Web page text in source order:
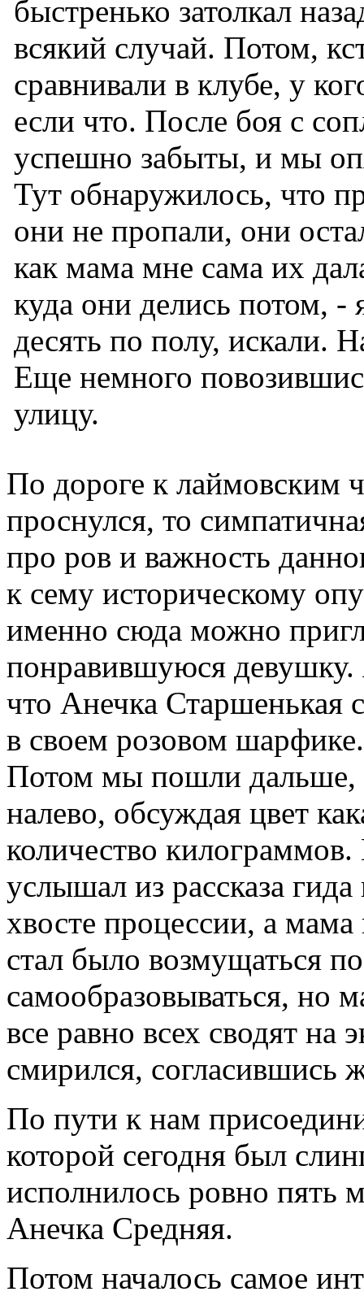
быстренько затолкал
всякий случай. Потом,
сравнивали в клубе, у
если что. После боя с
успешно забыты, и мы
Тут обнаружилось, что
они не пропали, они
как мама мне сама их
куда они делись потом,
десять по полу, искали.
Еще немного
улицу.
По дороге к лаймовским
проснулся, то
про ров и важность
к сему историческому
именно сюда можно
понравившуюся девушку.
что Анечка Старшенькая
в своем розовом шарфике.
Потом мы пошли дальше,
налево, обсуждая цвет
количество
услышал из рассказа
хвосте процессии, а
стал было возмущаться
самообразовываться, но
все равно всех сводят
смирился, согласившись
По пути к нам
которой сегодня был
исполнилось ровно пять
Анечка Средняя.
Потом началось самое